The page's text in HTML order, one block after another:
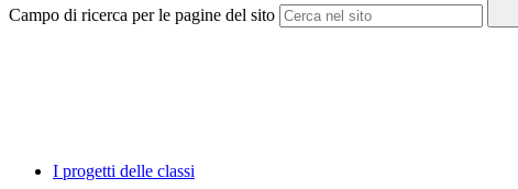
Campo di ricerca per le pagine del sito
I progetti delle classi